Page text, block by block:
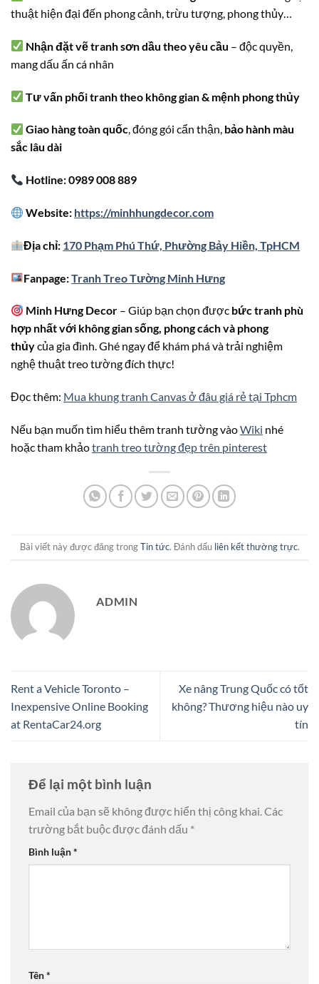
thuật hiện đại đến phong cảnh, trừu tượng, phong thủy…
Nhận đặt vẽ tranh sơn dầu theo yêu cầu – độc quyền,
mang dấu ấn cá nhân
Tư vấn phối tranh theo không gian & mệnh phong thủy
Giao hàng toàn quốc, đóng gói cẩn thận, bảo hành màu
sắc lâu dài
Hotline: 0989 008 889
Website: https://minhhungdecor.com
Địa chỉ: 170 Phạm Phú Thứ, Phường Bảy Hiền, TpHCM
Fanpage:Tranh Treo Tường Minh Hưng
Minh Hưng Decor – Giúp bạn chọn được bức tranh phù
hợp nhất với không gian sống, phong cách và phong
thủycủa gia đình. Ghé ngay để khám phá và trải nghiệm
nghệ thuật treo tường đích thực!
Đọc thêm: Mua khung tranh Canvas ở đâu giá rẻ tại Tphcm
Nếu bạn muốn tìm hiểu thêm tranh tường vàoWiki nhé
hoặc tham khảotranh treo tường đẹp trên pinterest
Bài viết này được đăng trongTin tức. Đánh dấu liên kết thường trực.
ADMIN
Rent a Vehicle Toronto –
Inexpensive Online Booking
at RentaCar24.org
Xe nâng Trung Quốc có tốt
không? Thương hiệu nào uy
tín
Để lại một bình luận
Email của bạn sẽ không được hiển thị công khai.Các
trường bắt buộc được đánh dấu *
Bình luận*
Tên*